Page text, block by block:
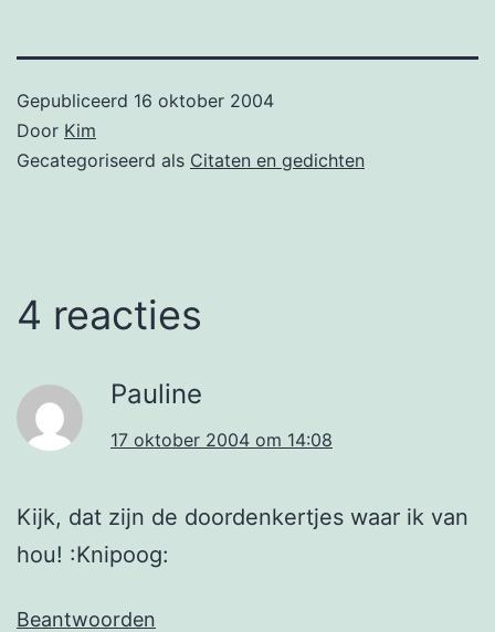
Gepubliceerd 16 oktober 2004
Door Kim
Gecategoriseerd als Citaten en gedichten
4 reacties
Pauline
17 oktober 2004 om 14:08
Kijk, dat zijn de doordenkertjes waar ik van
hou! :Knipoog:
Beantwoorden